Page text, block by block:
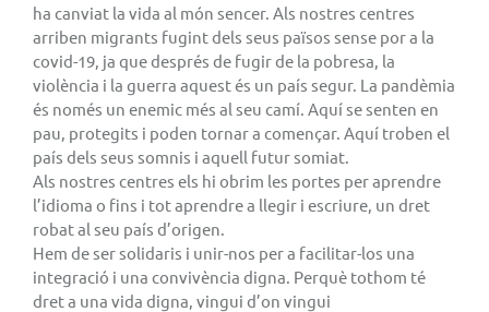
ha canviat la vida al món sencer. Als nostres centres
arriben migrants fugint dels seus països sense por a la
covid-19, ja que després de fugir de la pobresa, la
violència i la guerra aquest és un país segur. La pandèmia
és només un enemic més al seu camí. Aquí se senten en
pau, protegits i poden tornar a començar. Aquí troben el
país dels seus somnis i aquell futur somiat.
Als nostres centres els hi obrim les portes per aprendre
l’idioma o fins i tot aprendre a llegir i escriure, un dret
robat al seu país d’origen.
Hem de ser solidaris i unir-nos per a facilitar-los una
integració i una convivència digna. Perquè tothom té
dret a una vida digna, vingui d’on vingui